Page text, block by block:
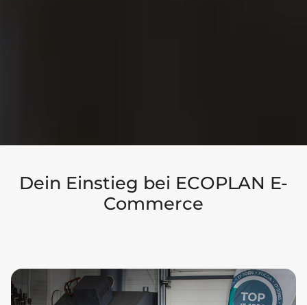
Dein Einstieg bei ECOPLAN E-
Commerce